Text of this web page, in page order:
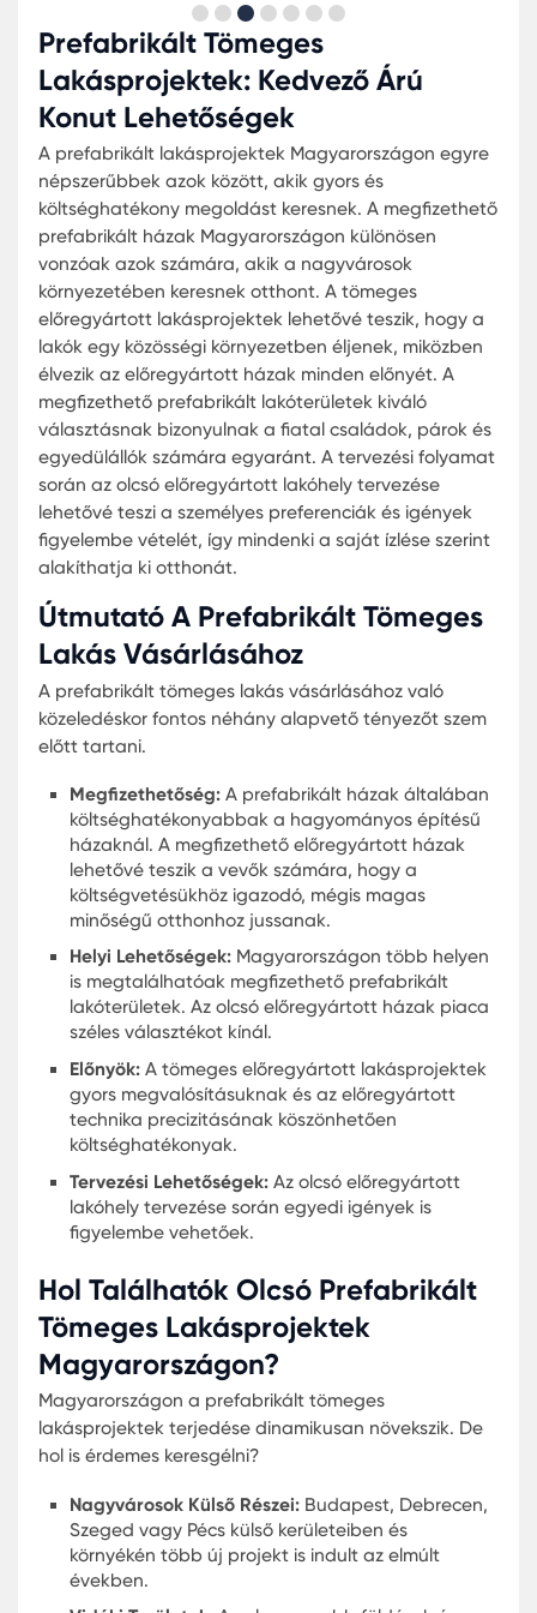
közösségi környezetben szeretnének élni. Az
előregyártott tömeges házépítési megoldások
számos innovatív technika található, amelyek
távú megtérülést és kényelmet biztosítanak a
számára. Amikor olcsó prefabrikált ház vásárlása
mellett döntünk, fontos mérlegelni a különféle
lehetőségeket, hogy a legmegfelelőbb döntést
hozzuk meg. Az előregyártott lakóhelyek árai
változatosak lehetnek, attól függően, hogy
extrákat és kiegészítőket választunk.
Prefabrikált Tömeges
Lakásprojektek: Kedvező Árú
Konut Lehetőségek
A prefabrikált lakásprojektek Magyarországon
népszerűbbek azok között, akik gyors és
költséghatékony megoldást keresnek. A
prefabrikált házak Magyarországon különösen
vonzóak azok számára, akik a nagyvárosok
környezetében keresnek otthont. A tömeges
előregyártott lakásprojektek lehetővé teszik,
lakók egy közösségi környezetben éljenek,
megfizethető prefabrikált lakóterületek kiváló
választásnak bizonyulnak a fiatal családok,
egyedülállók számára egyaránt. A tervezési
során az olcsó előregyártott lakóhely tervezése
lehetővé teszi a személyes preferenciák és
figyelembe vételét, így mindenki a saját ízlése
alakíthatja ki otthonát.
Útmutató A Prefabrikált
Lakás Vásárlásához
A prefabrikált tömeges lakás vásárlásához való
közeledéskor fontos néhány alapvető tényezőt
Megfizethetőség:A prefabrikált házak
költséghatékonyabbak a hagyományos
házaknál. A megfizethető előregyártott